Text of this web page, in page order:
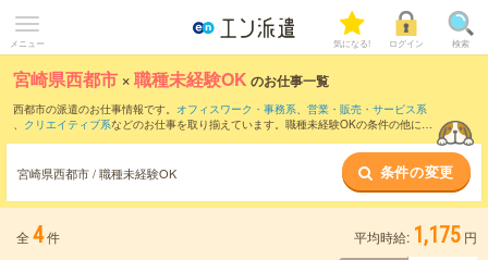
メニュー 気になる! ログイン 検索
宮崎県西都市 ×職種未経験OK のお仕事一覧
西都市の派遣のお仕事情報です。 オフィスワーク・事務系、 営業・販売・サービス系
、 クリエイティブ系などのお仕事を取り揃えています。職種未経験OKの条件の他に、
宮崎県西都市 / 職種未経験OK 条件の変更
全 4件 平均時給: 1,175 円